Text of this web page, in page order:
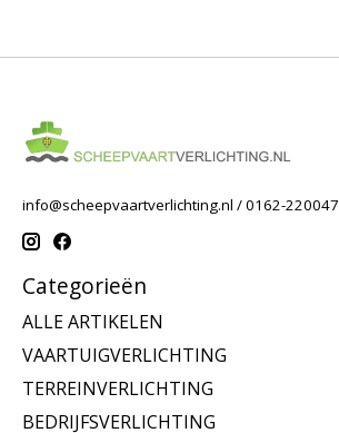
info@scheepvaartverlichting.nl / 0162-220047
Categorieën
ALLE ARTIKELEN
VAARTUIGVERLICHTING
TERREINVERLICHTING
BEDRIJFSVERLICHTING